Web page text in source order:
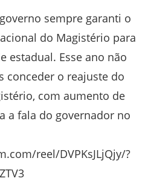
sempre garanti o
do Magistério para
estadual. Esse ano não
conceder o reajuste do
com aumento de
a fala do governador no
reel/DVPKsJLjQjy/?